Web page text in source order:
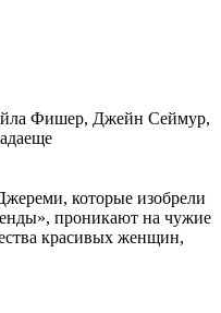
Фишер, Джейн Сеймур,
которые изобрели
проникают на чужие
красивых женщин,